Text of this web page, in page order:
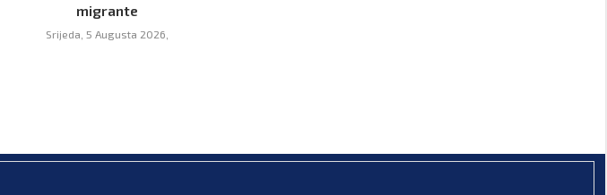
migrante
Srijeda, 5 Augusta 2026,